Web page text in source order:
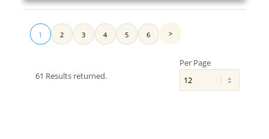
1 2 3 4 5 6
61 Results returned.
Per Page